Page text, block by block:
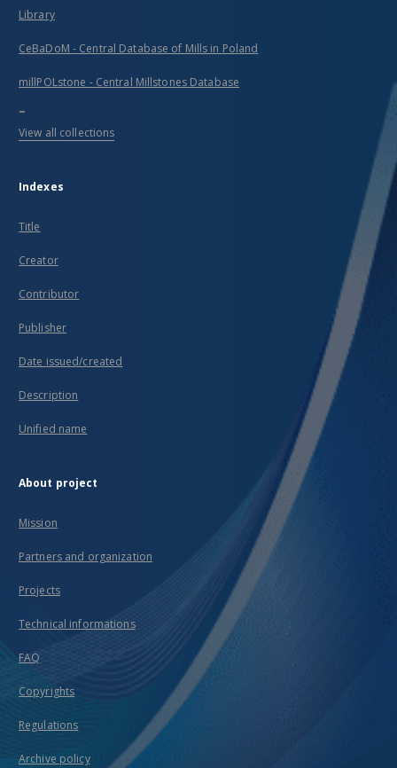
Library
CeBaDoM - Central Database of Mills in Poland
millPOLstone - Central Millstones Database
...
View all collections
Indexes
Title
Creator
Contributor
Publisher
Date issued/created
Description
Unified name
About project
Mission
Partners and organization
Projects
Technical informations
FAQ
Copyrights
Regulations
Archive policy